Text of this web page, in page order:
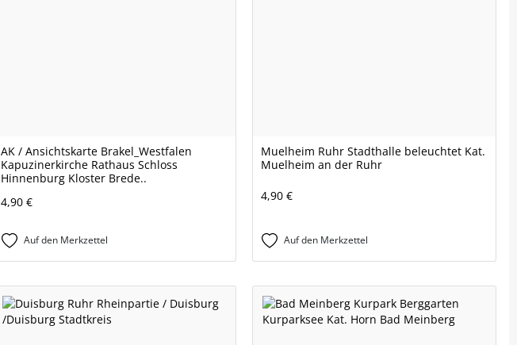
AK / Ansichtskarte Brakel_Westfalen
Kapuzinerkirche Rathaus Schloss
Hinnenburg Kloster Brede..
4,90 €
Auf den Merkzettel
Muelheim Ruhr Stadthalle beleuchtet Kat.
Muelheim an der Ruhr
4,90 €
Auf den Merkzettel